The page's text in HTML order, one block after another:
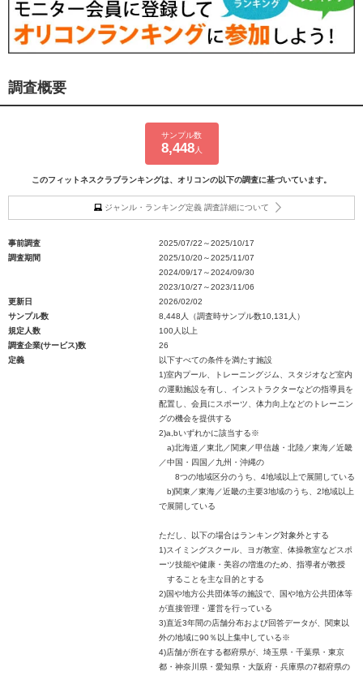
調査概要
サンプル数
8,448人
このフィットネスクラブランキングは、オリコンの以下の調査に基づいています。
ジャンル・ランキング定義 調査詳細について
事前調査
2025/07/22～2025/10/17
調査期間
2025/10/20～2025/11/07
2024/09/17～2024/09/30
2023/10/27～2023/11/06
更新日
2026/02/02
サンプル数
8,448人（調査時サンプル数10,131人）
規定人数
100人以上
調査企業(サービス)数
26
定義
以下すべての条件を満たす施設
1)室内プール、トレーニングジム、スタジオなど室内
の運動施設を有し、インストラクターなどの指導員を
配置し、会員にスポーツ、体力向上などのトレーニン
グの機会を提供する
2)a,bいずれかに該当する※
a)北海道／東北／関東／甲信越・北陸／東海／近畿
／中国・四国／九州・沖縄の
8つの地域区分のうち、4地域以上で展開している
b)関東／東海／近畿の主要3地域のうち、2地域以上
で展開している
ただし、以下の場合はランキング対象外とする
1)スイミングスクール、ヨガ教室、体操教室などスポ
ーツ技能や健康・美容の増進のため、指導者が教授
することを主な目的とする
2)国や地方公共団体等の施設で、国や地方公共団体等
が直接管理・運営を行っている
3)直近3年間の店舗分布および回答データが、関東以
外の地域に90％以上集中している※
4)店舗が所在する都府県が、埼玉県・千葉県・東京
都・神奈川県・愛知県・大阪府・兵庫県の7都府県の